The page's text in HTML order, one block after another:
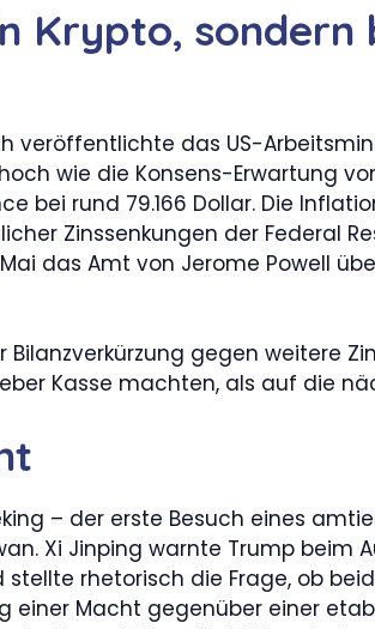
Krypto, sondern
das US-
wie die Konsens-Erwartung
bei rund 79.166 Dollar. Die
Zinssenkungen der Federal
das Amt von Jerome Powell
gegen weitere
Kasse machten, als auf die
– der erste Besuch eines
Xi Jinping warnte Trump
rhetorisch die Frage, ob
Macht gegenüber einer